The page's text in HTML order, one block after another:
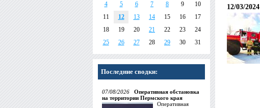
4
5 6 7 8 9
10
11
12 13 14 15 16
17
18
19 20 21 22 23
24
25
26 27 28 29 30 31
Последние сводки:
07/08/2026
Оперативная обстановка
на территории Пермского края
Оперативная
12/03/2024